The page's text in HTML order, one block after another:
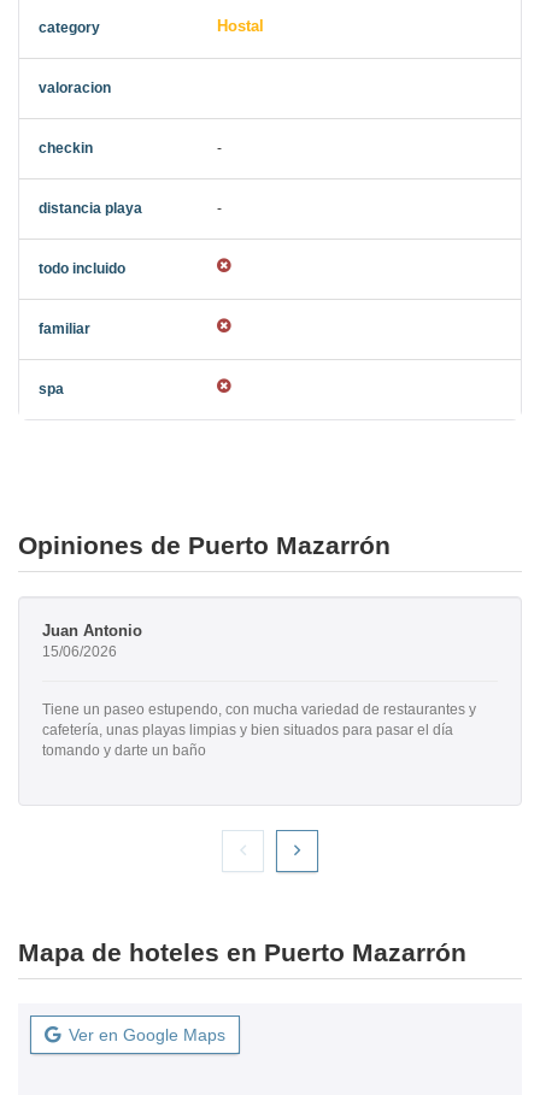
Hostal
-
-
Opiniones de Puerto Mazarrón
Juan Antonio
15/06/2026
Tiene un paseo estupendo, con mucha variedad de restaurantes y
cafetería, unas playas limpias y bien situados para pasar el día
tomando y darte un baño
Mapa de hoteles en Puerto Mazarrón
Ver en Google Maps